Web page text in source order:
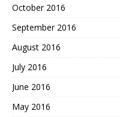
October 2016
September 2016
August 2016
July 2016
June 2016
May 2016